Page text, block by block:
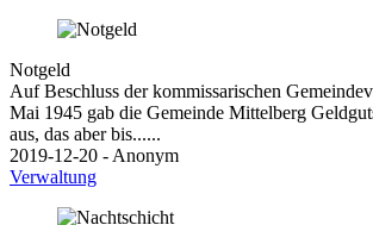
Notgeld
Auf Beschluss der kommissarischen
Mai 1945 gab die Gemeinde Mittelberg
aus, das aber bis......
2019-12-20 - Anonym
Verwaltung